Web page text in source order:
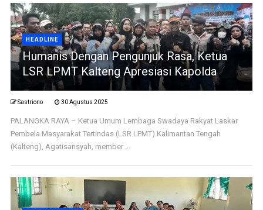
HEADLINE
Humanis Dengan Pengunjuk Rasa, Ketua
LSR LPMT Kalteng Apresiasi Kapolda
Sastriono 30 Agustus 2025
PALANGKA RAYA – Ketua Umum Lembaga Swadaya Rakyat Laskar
Pembela Masyarakat Tertindas (LSR LPMT) Kalimantan Tengah
(Kalteng), Agatisansyah, member ...